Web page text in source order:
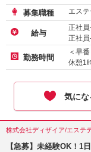
募集職種 エス
給与
正社
正社
正社
勤務時間
＜早
休憩1
気にな
株式会社ディザイア/エステ
【急募】未経験OK！1